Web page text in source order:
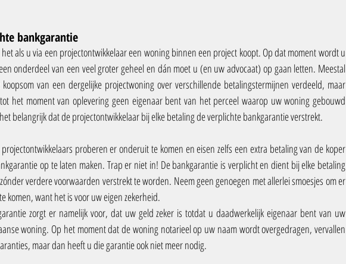
bankgarantie
als u via een projectontwikkelaar een woning binnen een project koopt. Op dat moment wordt u
onderdeel van een veel groter geheel en dán moet u (en uw advocaat) op gaan letten. Meestal
van een dergelijke projectwoning over verschillende betalingstermijnen verdeeld, maar
het moment van oplevering geen eigenaar bent van het perceel waarop uw woning gebouwd
belangrijk dat de projectontwikkelaar bij elke betaling de verplichte bankgarantie verstrekt.
projectontwikkelaars proberen er onderuit te komen en eisen zelfs een extra betaling van de koper
op te laten maken. Trap er niet in! De bankgarantie is verplicht en dient bij elke betaling
verdere voorwaarden verstrekt te worden. Neem geen genoegen met allerlei smoesjes om er
komen, want het is voor uw eigen zekerheid.
zorgt er namelijk voor, dat uw geld zeker is totdat u daadwerkelijk eigenaar bent van uw
woning. Op het moment dat de woning notarieel op uw naam wordt overgedragen, vervallen
maar dan heeft u die garantie ook niet meer nodig.